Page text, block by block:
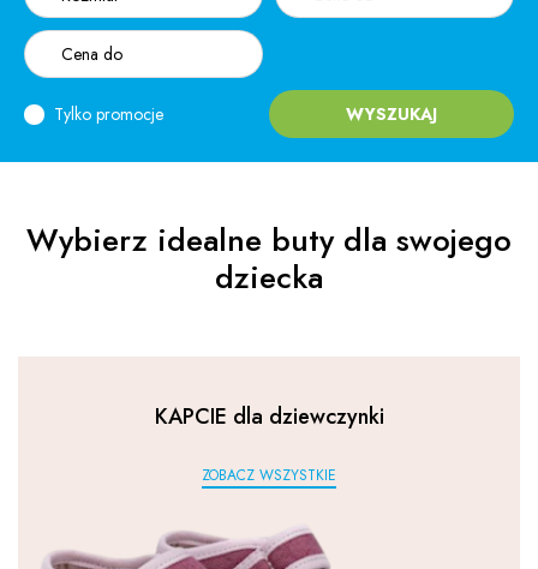
Tylko promocje WYSZUKAJ
Wybierz idealne buty dla swojego
dziecka
KAPCIE dla dziewczynki
ZOBACZ WSZYSTKIE